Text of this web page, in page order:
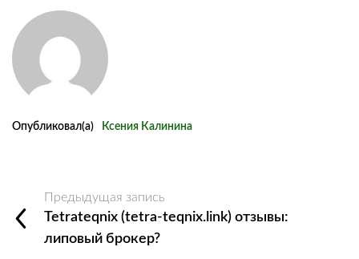
Опубликовал(а) Ксения Калинина
Предыдущая запись
Tetrateqnix (tetra‑teqnix.link) отзывы:
липовый брокер?